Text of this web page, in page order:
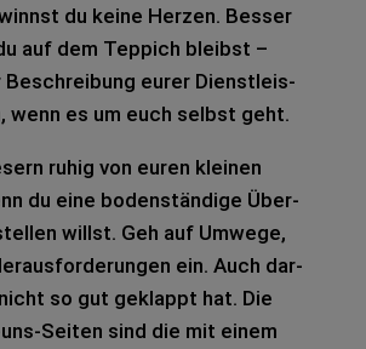
du keine Her­zen. Bes­ser
auf dem Tep­pich bleibst –
Beschrei­bung eurer Dienst­leis­
wenn es um euch selbst geht.
ruhig von euren klei­nen
du eine boden­stän­di­ge Über-
willst. Geh auf Umwe­ge,
ein. Auch dar­
so gut geklappt hat. Die
Sei­ten sind die mit einem